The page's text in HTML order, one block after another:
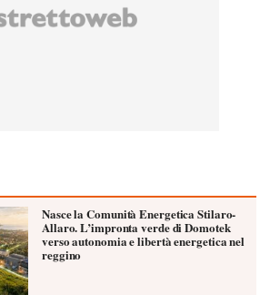
Nasce la Comunità Energetica Stilaro-
Allaro. L’impronta verde di Domotek
verso autonomia e libertà energetica nel
reggino